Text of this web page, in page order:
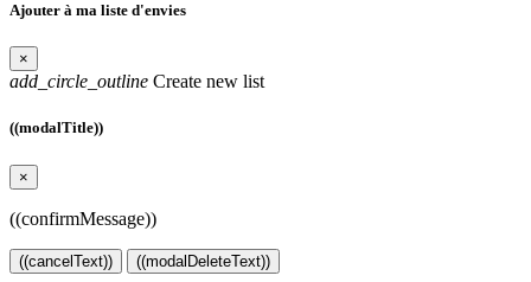
Ajouter à ma liste d'envies
×
add_circle_outline Create new list
((modalTitle))
×
((confirmMessage))
((cancelText)) ((modalDeleteText))